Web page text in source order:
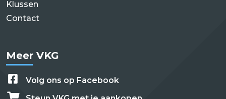
Klussen
Contact
Meer VKG
Volg ons op Facebook